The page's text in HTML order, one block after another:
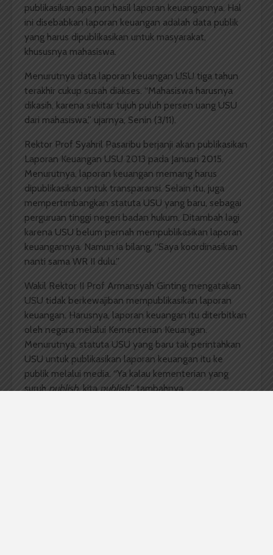
publikasikan apa pun hasil laporan keuangannya. Hal
ini disebabkan laporan keuangan adalah data publik
yang harus dipublikasikan untuk masyarakat,
khususnya mahasiswa.
Menurutnya data laporan keuangan USU tiga tahun
terakhir cukup susah diakses. “Mahasiswa harusnya
dikasih, karena sekitar tujuh puluh persen uang USU
dari mahasiswa,” ujarnya, Senin (3/11).
Rektor Prof Syahril Pasaribu berjanji akan publikasikan
Laporan Keuangan USU 2013 pada Januari 2015.
Menurutnya, laporan keuangan memang harus
dipublikasikan untuk transparansi. Selain itu, juga
mempertimbangkan statuta USU yang baru, sebagai
perguruan tinggi negeri badan hukum. Ditambah lagi
karena USU belum pernah mempublikasikan laporan
keuangannya. Namun ia bilang, “Saya koordinasikan
nanti sama WR II dulu.”
Wakil Rektor II Prof Armansyah Ginting mengatakan
USU tidak berkewajiban mempublikasikan laporan
keuangan. Harusnya, laporan keuangan itu diterbitkan
oleh negara melalui Kementerian Keuangan.
Menurutnya, statuta USU yang baru tak perintahkan
USU untuk publikasikan laporan keuangan itu ke
publik melalui media. “Ya kalau kementerian yang
suruhpublish, kitapublish,” tambahnya.